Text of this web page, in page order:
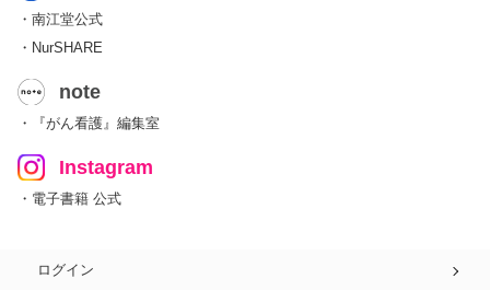
・南江堂公式
・NurSHARE
note
・『がん看護』編集室
Instagram
・電子書籍 公式
ログイン